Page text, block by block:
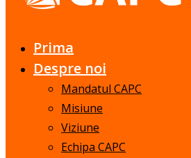
Prima
Despre noi
Mandatul CAPC
Misiune
Viziune
Echipa CAPC